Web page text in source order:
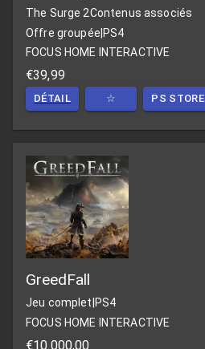
The Surge 2Contenus associés
Offre groupée|PS4
FOCUS HOME INTERACTIVE
€39,99
DÉTAIL ☆ PS STORE
GreedFall
Jeu complet PS4
FOCUS HOME INTERACTIVE
€10.000,00